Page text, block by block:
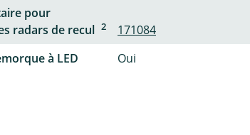
pour
radars de recul 2
171084
à LED
Oui